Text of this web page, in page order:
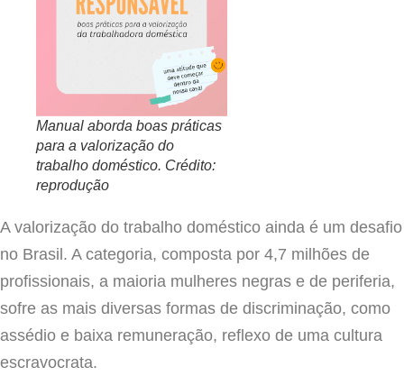
Manual aborda boas práticas
para a valorização do
trabalho doméstico. Crédito:
reprodução
A valorização do trabalho doméstico ainda é um desafio
no Brasil. A categoria, composta por 4,7 milhões de
profissionais, a maioria mulheres negras e de periferia,
sofre as mais diversas formas de discriminação, como
assédio e baixa remuneração, reflexo de uma cultura
escravocrata.